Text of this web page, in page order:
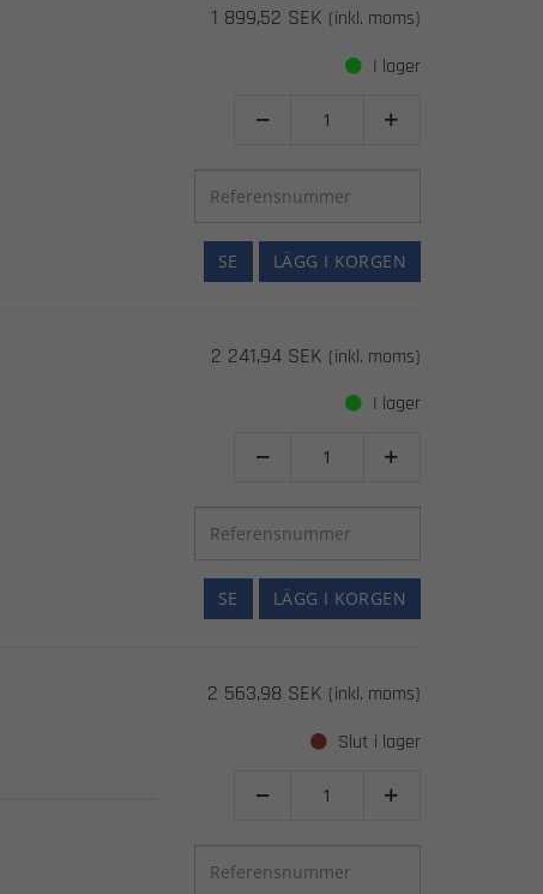
1 899,52 SEK (inkl. moms)
I lager
 
LÄGG I KORGEN
SE
2 241,94 SEK (inkl. moms)
I lager
 
LÄGG I KORGEN
SE
2 563,98 SEK (inkl. moms)
Slut i lager
 